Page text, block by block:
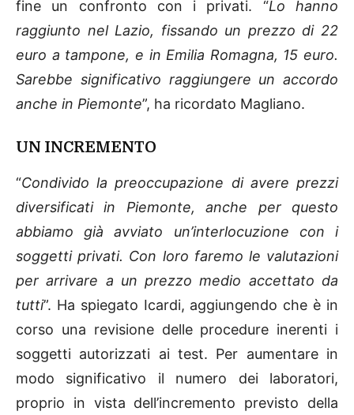
fine un confronto con i privati. “Lo hanno
raggiunto nel Lazio, fissando un prezzo di 22
euro a tampone, e in Emilia Romagna, 15 euro.
Sarebbe significativo raggiungere un accordo
anche in Piemonte”, ha ricordato Magliano.
UN INCREMENTO
“Condivido la preoccupazione di avere prezzi
diversificati in Piemonte, anche per questo
abbiamo già avviato un’interlocuzione con i
soggetti privati. Con loro faremo le valutazioni
per arrivare a un prezzo medio accettato da
tutti”. Ha spiegato Icardi, aggiungendo che è in
corso una revisione delle procedure inerenti i
soggetti autorizzati ai test. Per aumentare in
modo significativo il numero dei laboratori,
proprio in vista dell’incremento previsto della